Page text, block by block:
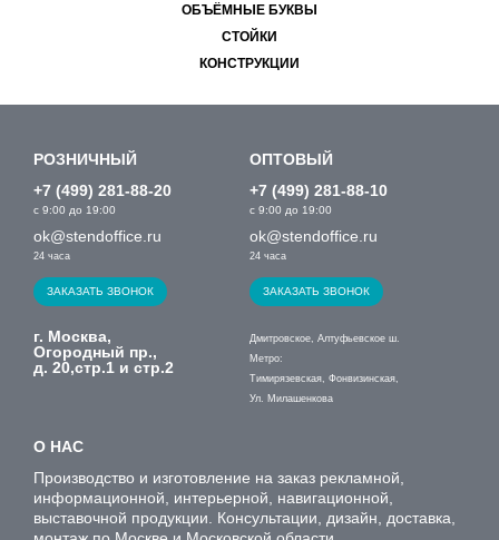
ОБЪЁМНЫЕ БУКВЫ
СТОЙКИ
КОНСТРУКЦИИ
РОЗНИЧНЫЙ
+7 (499) 281-88-20
с 9:00 до 19:00
ok@stendoffice.ru
24 часа
ЗАКАЗАТЬ ЗВОНОК
ОПТОВЫЙ
+7 (499) 281-88-10
с 9:00 до 19:00
ok@stendoffice.ru
24 часа
ЗАКАЗАТЬ ЗВОНОК
г. Москва,
Огородный пр.,
д. 20,стр.1 и стр.2
Дмитровское, Алтуфьевское ш.
Метро:
Тимирязевская, Фонвизинская,
Ул. Милашенкова
О НАС
Производство и изготовление на заказ рекламной,
информационной, интерьерной, навигационной,
выставочной продукции. Консультации, дизайн, доставка,